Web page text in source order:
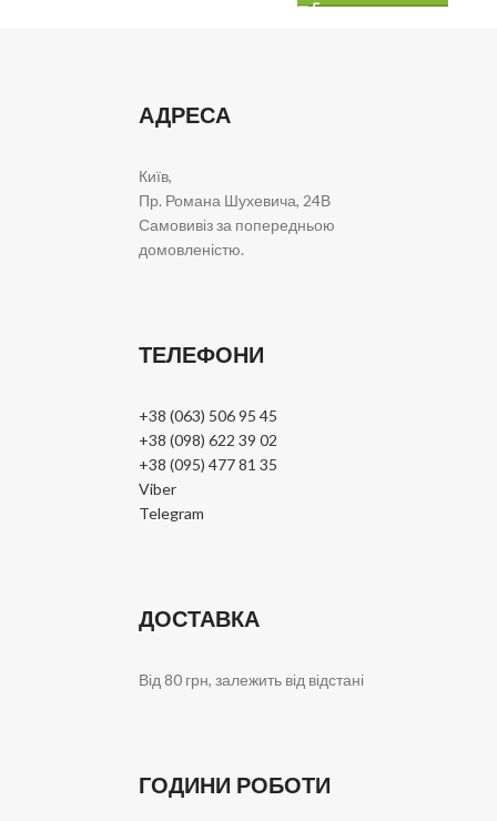
АДРЕСА
Київ,
Пр. Романа Шухевича, 24В
Самовивіз за попередньою
домовленістю.
ТЕЛЕФОНИ
+38 (063) 506 95 45
+38 (098) 622 39 02
+38 (095) 477 81 35
Viber
Telegram
ДОСТАВКА
Від 80 грн, залежить від відстані
ГОДИНИ РОБОТИ